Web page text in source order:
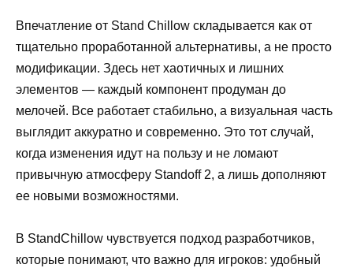
Впечатление от Stand Chillow складывается как от
тщательно проработанной альтернативы, а не просто
модификации. Здесь нет хаотичных и лишних
элементов — каждый компонент продуман до
мелочей. Все работает стабильно, а визуальная часть
выглядит аккуратно и современно. Это тот случай,
когда изменения идут на пользу и не ломают
привычную атмосферу Standoff 2, а лишь дополняют
ее новыми возможностями.
В StandChillow чувствуется подход разработчиков,
которые понимают, что важно для игроков: удобный